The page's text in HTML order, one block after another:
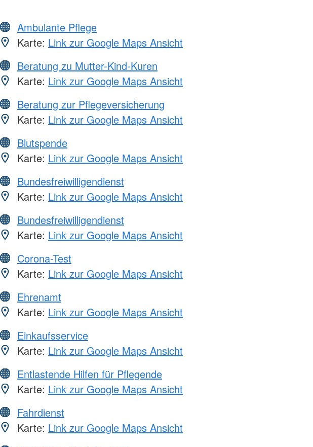
Ambulante Pflege
Karte: Link zur Google Maps Ansicht
Beratung zu Mutter-Kind-Kuren
Karte: Link zur Google Maps Ansicht
Beratung zur Pflegeversicherung
Karte: Link zur Google Maps Ansicht
Blutspende
Karte: Link zur Google Maps Ansicht
Bundesfreiwilligendienst
Karte: Link zur Google Maps Ansicht
Bundesfreiwilligendienst
Karte: Link zur Google Maps Ansicht
Corona-Test
Karte: Link zur Google Maps Ansicht
Ehrenamt
Karte: Link zur Google Maps Ansicht
Einkaufsservice
Karte: Link zur Google Maps Ansicht
Entlastende Hilfen für Pflegende
Karte: Link zur Google Maps Ansicht
Fahrdienst
Karte: Link zur Google Maps Ansicht